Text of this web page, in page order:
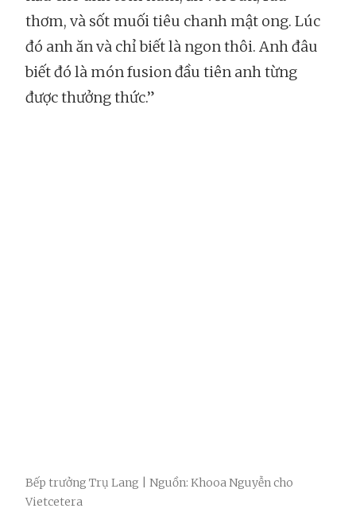
thơm, và sốt muối tiêu chanh mật ong. Lúc
đó anh ăn và chỉ biết là ngon thôi. Anh đâu
biết đó là món fusion đầu tiên anh từng
được thưởng thức.”
Bếp trưởng Trụ Lang | Nguồn: Khooa Nguyễn cho
Vietcetera